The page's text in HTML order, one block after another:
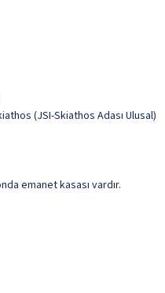
(JSI-Skiathos Adası Ulusal)
emanet kasası vardır.